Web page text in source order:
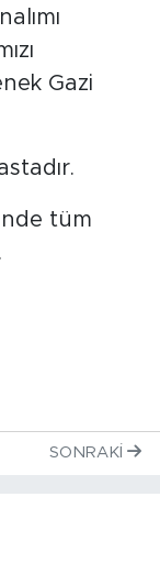
Gazi
tüm
SONRAKI